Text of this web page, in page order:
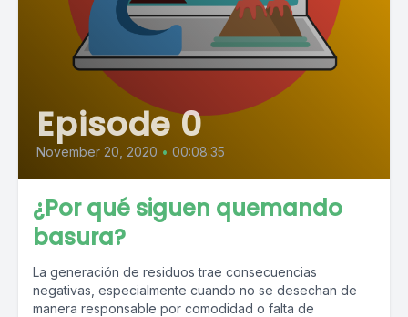
Episode 0
November 20, 2020 • 00:08:35
¿Por qué siguen quemando
basura?
La generación de residuos trae consecuencias
negativas, especialmente cuando no se desechan de
manera responsable por comodidad o falta de